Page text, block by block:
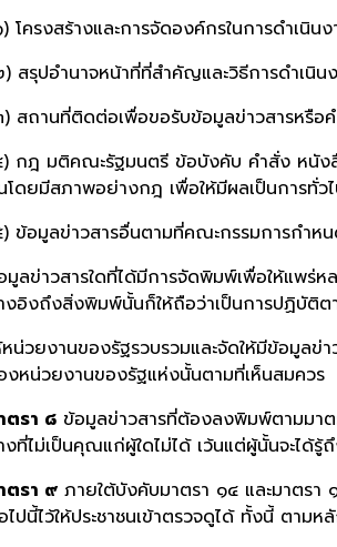
โครงสร้างและการจัดองค์กรในการดำเนินง
สรุปอำนาจหน้าที่ที่สำคัญและวิธีการดำเนิน
สถานที่ติดต่อเพื่อขอรับข้อมูลข่าวสารหรือ
กฎ มติคณะรัฐมนตรี ข้อบังคับ คำสั่ง หนังสื
โดยมีสภาพอย่างกฎ เพื่อให้มีผลเป็นการทั่ว
ข้อมูลข่าวสารอื่นตามที่คณะกรรมการกำห
มูลข่าวสารใดที่ได้มีการจัดพิมพ์เพื่อให้แพร่
งอิงถึงสิ่งพิมพ์นั้นก็ให้ถือว่าเป็นการปฏิบั
หน่วยงานของรัฐรวบรวมและจัดให้มีข้อมูล
งหน่วยงานของรัฐแห่งนั้นตามที่เห็นสมควร
ตรา ๘ ข้อมูลข่าวสารที่ต้องลงพิมพ์ตามมาต
งที่ไม่เป็นคุณแก่ผู้ใดไม่ได้ เว้นแต่ผู้นั้นจะได้
ตรา ๙ ภายใต้บังคับมาตรา ๑๔ และมาตร
ไปนี้ไว้ให้ประชาชนเข้าตรวจดูได้ ทั้งนี้ ตา